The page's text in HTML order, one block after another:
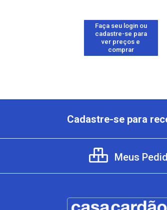
Faça seu login ou
cadastre-se para
ver preços e
comprar
Cadastre-se para
Meus